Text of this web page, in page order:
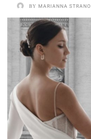
BY MARIANNA STRANO